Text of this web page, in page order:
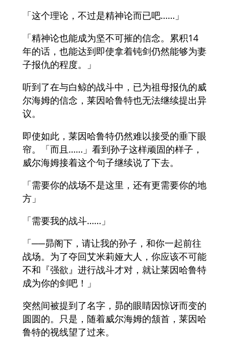
「这个理论，不过是精神论而已吧……」
「精神论也能成为坚不可摧的信念。累积14
年的话，也能达到即使拿着钝剑仍然能够为妻
子报仇的程度。」
听到了在与白鲸的战斗中，已为祖母报仇的威
尔海姆的信念，莱因哈鲁特也无法继续提出异
议。
即使如此，莱因哈鲁特仍然难以接受的垂下眼
帘。「而且……」看到孙子这样顽固的样子，
威尔海姆接着这个句子继续说了下去。
「需要你的战场不是这里，还有更需要你的地
方」
「需要我的战斗……」
「──昴阁下，请让我的孙子，和你一起前往
战场。为了夺回艾米莉娅大人，你应该不可能
不和『强欲』进行战斗才对，就让莱因哈鲁特
成为你的剑吧！」
突然间被提到了名字，昴的眼睛因惊讶而变的
圆圆的。只是，随着威尔海姆的颔首，莱因哈
鲁特的视线望了过来。